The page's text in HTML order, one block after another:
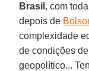
Brasil , com
depois de
complexidade
de condições
geopolítico...